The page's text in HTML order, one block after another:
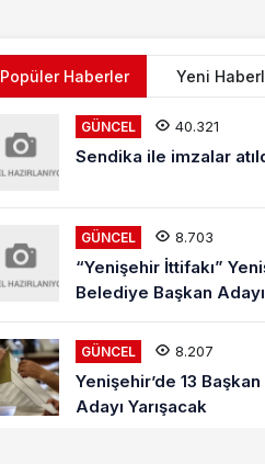
Popüler Haberler Yeni
GÜNCEL 40.321
Sendika ile imzalar
GÜNCEL 8.703
“Yenişehir İttifakı”
Belediye Başkan Adayı
Mehmet Kaya
GÜNCEL 8.207
Yenişehir’de 13 Başkan
Adayı Yarışacak